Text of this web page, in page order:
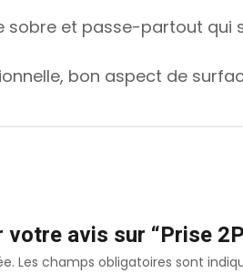
et passe-partout qui
bon aspect de
avis sur “Prise
Les champs obligatoires sont